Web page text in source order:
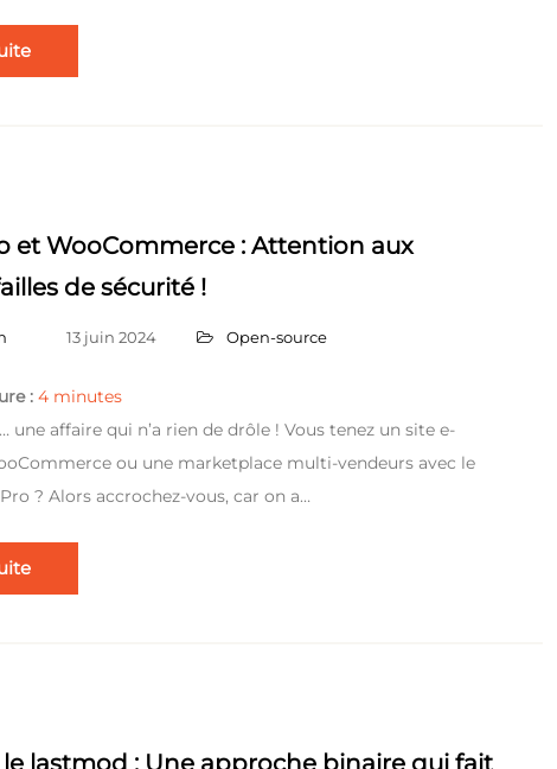
et WooCommerce : Attention aux
de sécurité !
13 juin 2024 Open-source
: 4 minutes
une affaire qui n’a rien de drôle ! Vous tenez un site e-
ou une marketplace multi-vendeurs avec le
? Alors accrochez-vous, car on a…